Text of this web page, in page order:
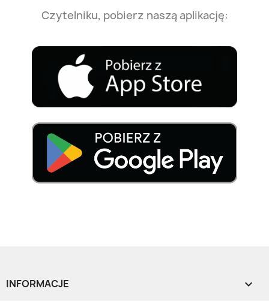
Czytelniku, pobierz naszą aplikację:
INFORMACJE 